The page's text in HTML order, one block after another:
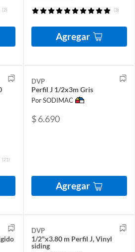
(2) (3)
Agregar
(21)
DVP
Perfil J 1/2x3m Gris
Por SODIMAC
$ 6.690
Agregar
DVP
1/2"x3.80 m Perfil J, Vinyl
siding